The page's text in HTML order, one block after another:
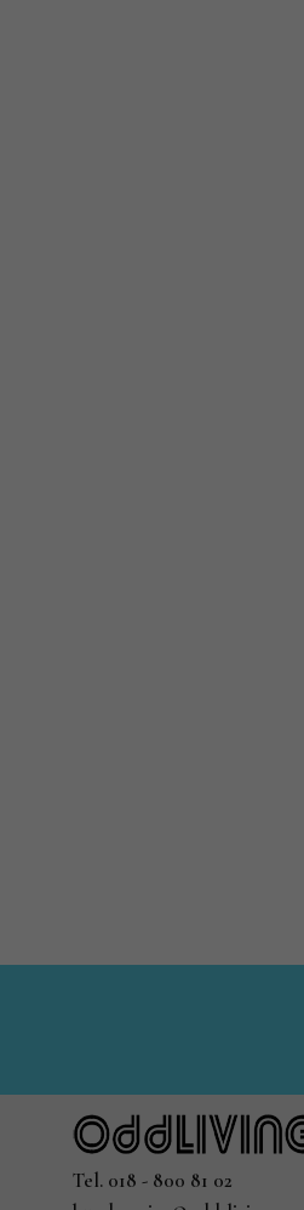
Tel. 018 - 800 81 02